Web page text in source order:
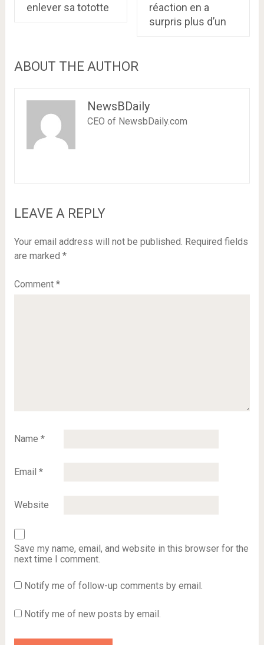
enlever sa tototte
réaction en a
surpris plus d’un
ABOUT THE AUTHOR
NewsBDaily
CEO of NewsbDaily.com
LEAVE A REPLY
Your email address will not be published. Required fields
are marked *
Comment *
Name *
Email *
Website
Save my name, email, and website in this browser for the
next time I comment.
Notify me of follow-up comments by email.
Notify me of new posts by email.